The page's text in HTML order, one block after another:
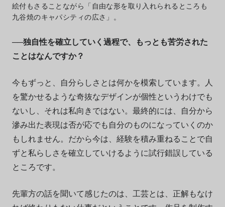
絵付もさることながら「自由な形を取り入れられるところも
九谷焼のキャパシティの広さ」。
──独自性を確立していく過程で、もっとも苦労された
ことはなんですか？
今もずっと、自分らしさとは何かを模索しています。人
を驚かせるような奇抜なデザインが個性というわけでも
ないし、それは私向きではない。最終的には、自分から
滲み出た表現は否が応でも自分のものになっていくのか
もしれません。だから今は、経験を積み重ねることで自
ずと私らしさを確立していけるように試行錯誤している
ところです。
先輩方の話を聞いて感じたのは、工芸とは、正解もなけ